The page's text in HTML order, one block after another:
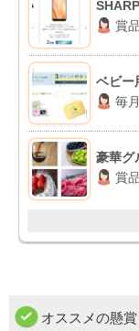
賞
ベビー
毎
豪華グ
賞
オススメの懸賞